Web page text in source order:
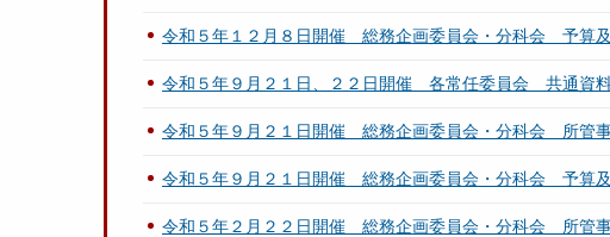
令和５年１２月８日開催 総務企画委員会・分科会 予算
令和５年９月２１日、２２日開催 各常任委員会 共通資
令和５年９月２１日開催 総務企画委員会・分科会 所管
令和５年９月２１日開催 総務企画委員会・分科会 予算
令和５年２月２２日開催 総務企画委員会・分科会 所管